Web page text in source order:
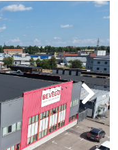
Next